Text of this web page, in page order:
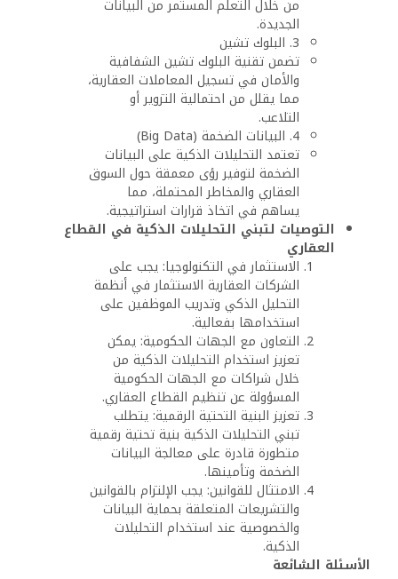
من خلال التعلم المستمر من البيانات
الجديدة.
3. البلوك تشين
تضمن تقنية البلوك تشين الشفافية
والأمان في تسجيل المعاملات العقارية،
مما يقلل من احتمالية التزوير أو
التلاعب.
4. البيانات الضخمة (Big Data)
تعتمد التحليلات الذكية على البيانات
الضخمة لتوفير رؤى معمقة حول السوق
العقاري والمخاطر المحتملة، مما
يساهم في اتخاذ قرارات استراتيجية.
التوصيات لتبني التحليلات الذكية في القطاع
العقاري
الاستثمار في التكنولوجيا: يجب على
الشركات العقارية الاستثمار في أنظمة
التحليل الذكي وتدريب الموظفين على
استخدامها بفعالية.
التعاون مع الجهات الحكومية: يمكن
تعزيز استخدام التحليلات الذكية من
خلال شراكات مع الجهات الحكومية
المسؤولة عن تنظيم القطاع العقاري.
تعزيز البنية التحتية الرقمية: يتطلب
تبني التحليلات الذكية بنية تحتية رقمية
متطورة قادرة على معالجة البيانات
الضخمة وتأمينها.
الامتثال للقوانين: يجب الإلتزام بالقوانين
والتشريعات المتعلقة بحماية البيانات
والخصوصية عند استخدام التحليلات
الذكية.
الأسئلة الشائعة